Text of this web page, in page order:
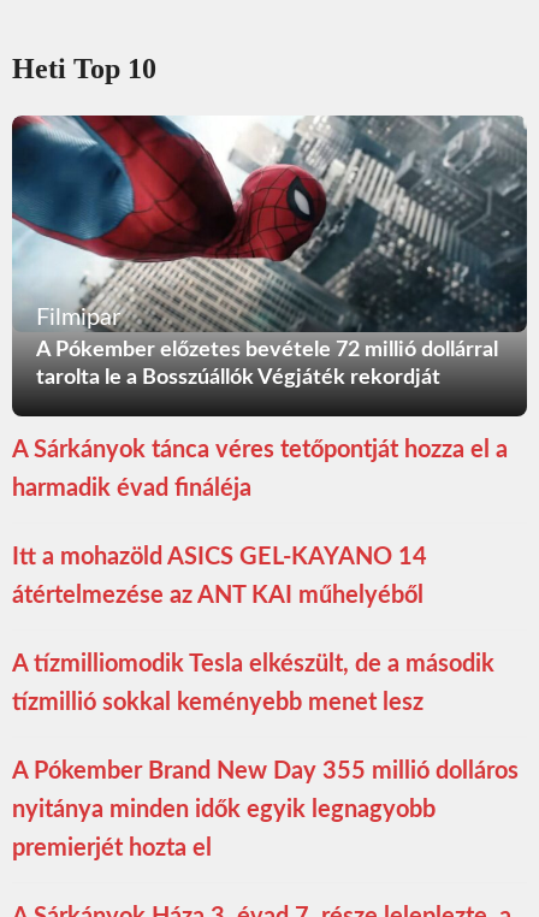
Heti Top 10
Filmipar
A Pókember előzetes bevétele 72 millió dollárral
tarolta le a Bosszúállók Végjáték rekordját
A Sárkányok tánca véres tetőpontját hozza el a
harmadik évad fináléja
Itt a mohazöld ASICS GEL-KAYANO 14
átértelmezése az ANT KAI műhelyéből
A tízmilliomodik Tesla elkészült, de a második
tízmillió sokkal keményebb menet lesz
A Pókember Brand New Day 355 millió dolláros
nyitánya minden idők egyik legnagyobb
premierjét hozta el